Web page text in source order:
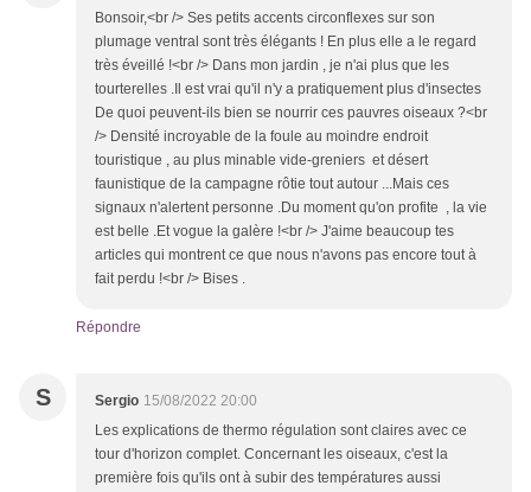
Bonsoir,<br /> Ses petits accents circonflexes sur son
plumage ventral sont très élégants ! En plus elle a le regard
très éveillé !<br /> Dans mon jardin , je n'ai plus que les
tourterelles .Il est vrai qu'il n'y a pratiquement plus d'insectes
De quoi peuvent-ils bien se nourrir ces pauvres oiseaux ?<br
/> Densité incroyable de la foule au moindre endroit
touristique , au plus minable vide-greniers et désert
faunistique de la campagne rôtie tout autour ...Mais ces
signaux n'alertent personne .Du moment qu'on profite , la vie
est belle .Et vogue la galère !<br /> J'aime beaucoup tes
articles qui montrent ce que nous n'avons pas encore tout à
fait perdu !<br /> Bises .
Répondre
S Sergio 15/08/2022 20:00
Les explications de thermo régulation sont claires avec ce
tour d'horizon complet. Concernant les oiseaux, c'est la
première fois qu'ils ont à subir des températures aussi